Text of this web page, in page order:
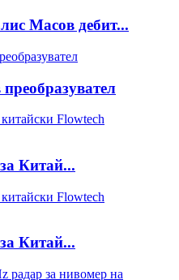
Масов дебит...
Китай...
Китай...